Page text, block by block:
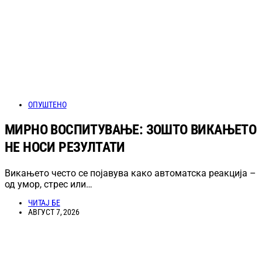
ОПУШТЕНО
МИРНО ВОСПИТУВАЊЕ: ЗОШТО ВИКАЊЕТО
НЕ НОСИ РЕЗУЛТАТИ
Викањето често се појавува како автоматска реакција –
од умор, стрес или…
ЧИТАЈ БЕ
АВГУСТ 7, 2026